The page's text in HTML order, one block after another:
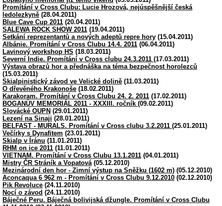
Promítání v Cross Clubu: Lucie Hrozová, nejúspěšnější česká
ledolezkyně (28.04.2011)
Blue Cave Cup 2011 (20.04.2011)
SALEWA ROCK SHOW 2011 (19.04.2011)
Setkání reprezentantů a nových adeptů repre hory (15.04.2011)
Albánie. Promítání v Cross Clubu 14.4. 2011 (06.04.2011)
Lavinový workshop HS (18.03.2011)
Severní Indie. Promítání v Cross clubu 24.3.2011 (17.03.2011)
Výstava obrazů hor a přednáška na téma bezpečnost horolezců
(15.03.2011)
Skialpinistický závod ve Velické dolině (11.03.2011)
O dřevěného Krakonoše (18.02.2011)
Karakoram. Promítání v Cross Clubu 24. 2. 2011 (17.02.2011)
BOGANŮV MEMORIÁL 2011 - XXXIII. ročník (09.02.2011)
Slovácké OUPN (29.01.2011)
Lezení na Sinaji (28.01.2011)
BELFAST - MURALS. Promítání v Cross clubu 3.2.2011 (25.01.2011)
Večírky s Dynafitem (23.01.2011)
Skialp v Íránu (11.01.2011)
RHM on ice 2011 (11.01.2011)
VIETNAM. Promítání v Cross Clubu 13.1.2011 (04.01.2011)
Mistry ČR Stráník a Vopatová (05.12.2010)
Mezinárodní den hor - Zimní výstup na Sněžku (1602 m) (05.12.2010)
Aconcaqua 6 962 m - Promítání v Cross Clubu 9.12.2010 (02.12.2010)
Pik Revoluce (24.11.2010)
Nocí o závod (24.11.2010)
Báječné Peru. Báječná bolivijská džungle. Promítání v Cross Clubu